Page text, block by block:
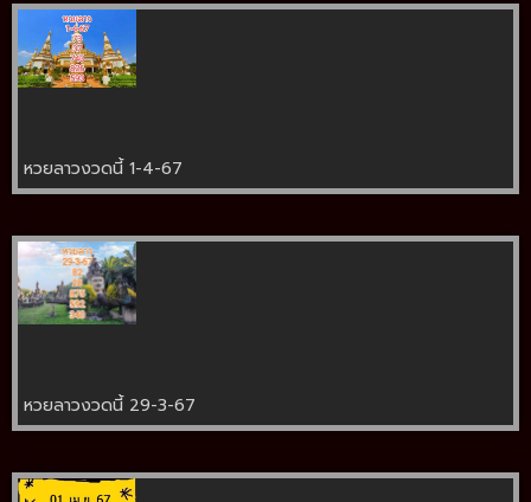
หวยลาวงวดนี้ 1-4-67
หวยลาวงวดนี้ 29-3-67